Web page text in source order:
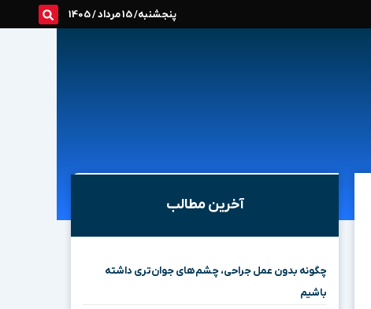
پنجشنبه/ 15 مرداد / 1405
آخرین مطالب
چگونه بدون عمل جراحی، چشم‌های جوان‌تری داشته
باشیم